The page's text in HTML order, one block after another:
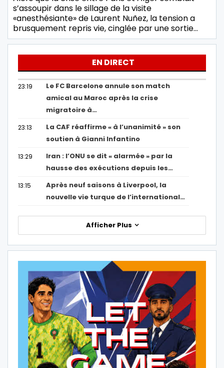
s’assoupir dans le sillage de la visite
«anesthésiante» de Laurent Nuñez, la tension a
brusquement repris vie, cinglée par une sortie…
EN DIRECT
23:19
Le FC Barcelone annule son match
amical au Maroc après la crise
migratoire à…
23:13
La CAF réaffirme « à l’unanimité » son
soutien à Gianni Infantino
13:29
Iran : l’ONU se dit « alarmée » par la
hausse des exécutions depuis les…
13:15
Après neuf saisons à Liverpool, la
nouvelle vie turque de l’international…
Afficher Plus